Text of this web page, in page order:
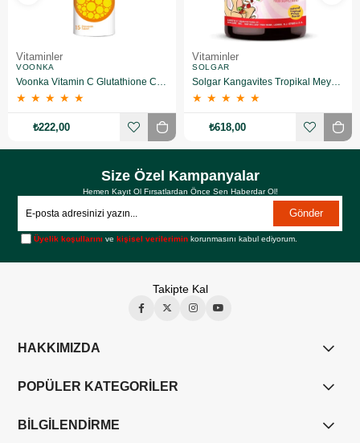
Vitaminler
VOONKA
★ ★ ★ ★ ★
₺222,00
Vitaminler
SOLGAR
★ ★ ★ ★ ★
₺618,00
Size Özel Kampanyalar
Hemen Kayıt Ol Fırsatlardan Önce Sen Haberdar Ol!
Gönder
Üyelik koşullarını vekişisel verilerimin korunmasını kabul ediyorum.
Takipte Kal
HAKKIMIZDA
POPÜLER KATEGORİLER
BİLGİLENDİRME